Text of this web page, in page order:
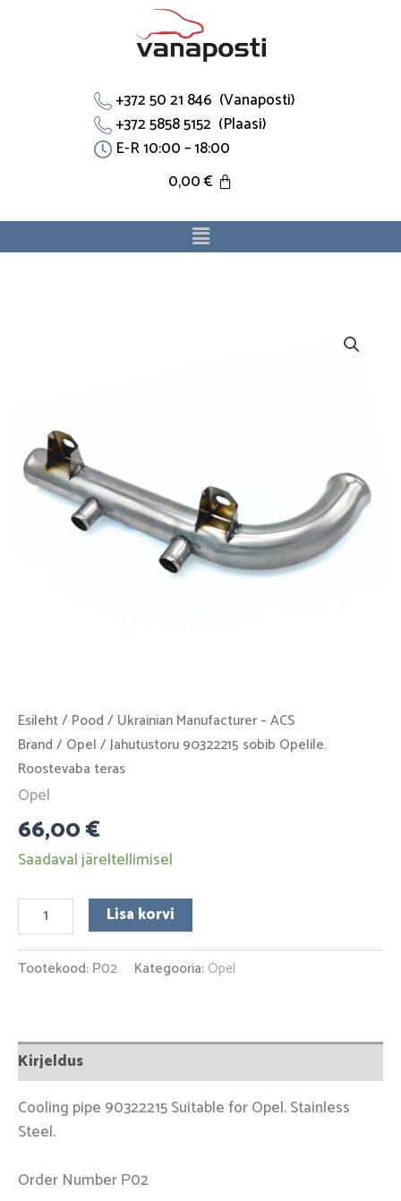
+372 50 21 846 (Vanaposti)
+372 5858 5152 (Plaasi)
E-R 10:00 – 18:00
0,00€
Menu
Esileht/ Pood / Ukrainian Manufacturer – ACS
Brand / Opel / Jahutustoru 90322215 sobib Opelile.
Roostevaba teras
Opel
66,00€
Saadaval järeltellimisel
teras
kogus
Lisa korvi
Tootekood: Р02 Kategooria: Opel
Kirjeldus
Cooling pipe 90322215 Suitable for Opel. Stainless
Steel.
Order Number Р02